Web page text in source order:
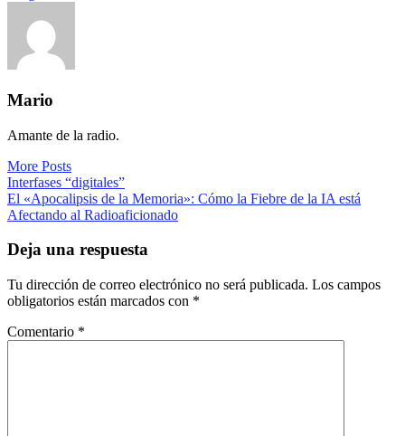
Mario
Amante de la radio.
More Posts
Navegación
de
Interfases “digitales”
El «Apocalipsis de la Memoria»: Cómo la Fiebre de la IA está
Afectando al Radioaficionado
Deja una respuesta
Tu dirección de correo electrónico no será publicada. Los campos
obligatorios están marcados con *
Comentario *